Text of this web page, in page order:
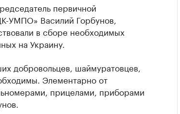
первичной
УМПО» Василий Горбунов,
в сборе необходимых
на Украину.
добровольцев, шаймуратовцев,
Элементарно от
прицелами, приборами